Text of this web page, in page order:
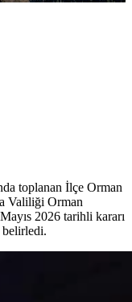
toplanan İlçe Orman
Valiliği Orman
2026 tarihli kararı